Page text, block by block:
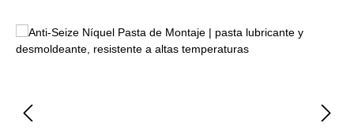
Omitir galería de imágenes